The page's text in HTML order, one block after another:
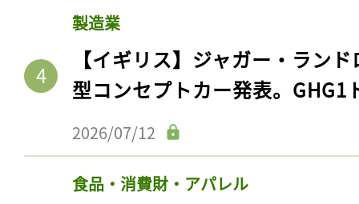
製造業
【イギリス】ジャガー・ラン
型コンセプトカー発表。GHG1
2026/07/12
食品・消費財・アパレル